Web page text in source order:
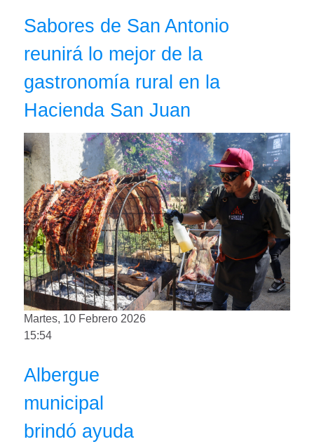
Sabores de San Antonio
reunirá lo mejor de la
gastronomía rural en la
Hacienda San Juan
Martes, 10 Febrero 2026
15:54
Albergue
municipal
brindó ayuda